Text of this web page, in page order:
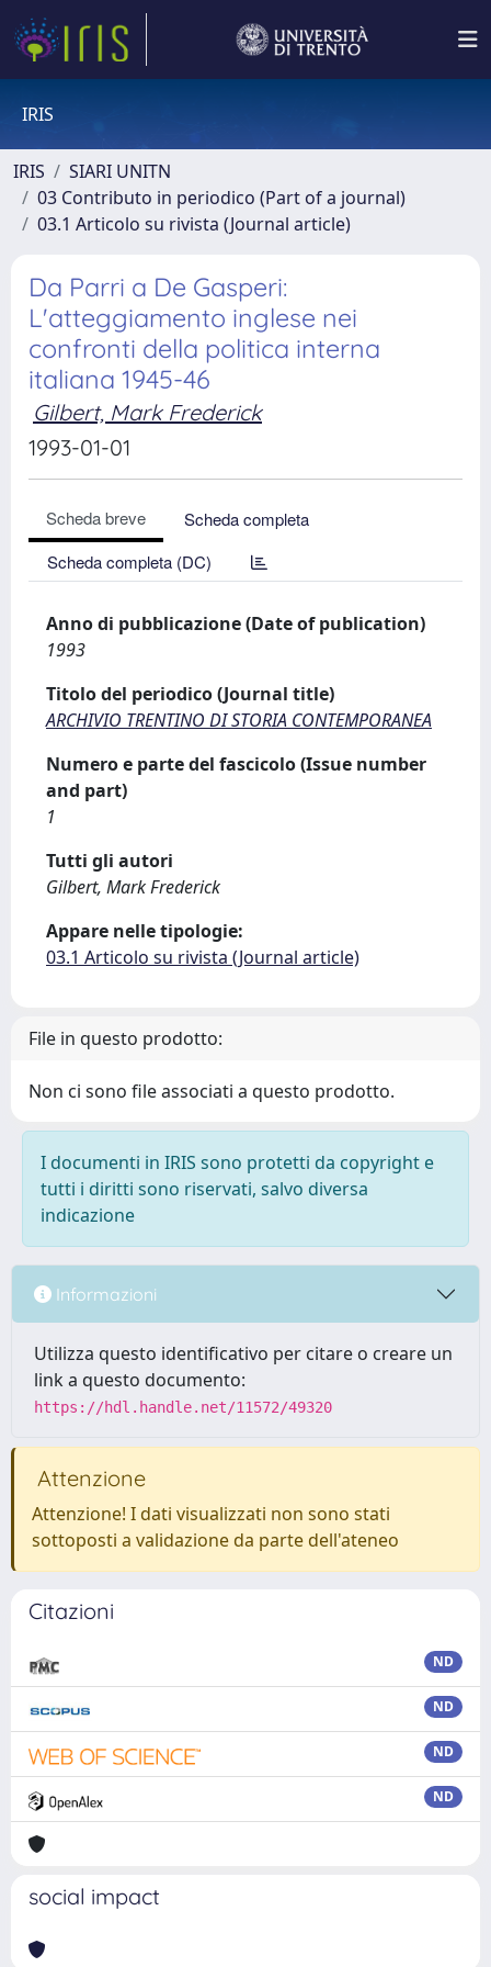
IRIS
IRIS
SIARI UNITN
03 Contributo in periodico (Part of a journal)
03.1 Articolo su rivista (Journal article)
Da Parri a De Gasperi:
L'atteggiamento inglese nei
confronti della politica interna
italiana 1945-46
Gilbert, Mark Frederick
1993-01-01
Scheda breve
Scheda completa
Scheda completa (DC)
Anno di pubblicazione (Date of publication)
1993
Titolo del periodico (Journal title)
ARCHIVIO TRENTINO DI STORIA CONTEMPORANEA
Numero e parte del fascicolo (Issue number
and part)
1
Tutti gli autori
Gilbert, Mark Frederick
Appare nelle tipologie:
03.1 Articolo su rivista (Journal article)
File in questo prodotto:
Non ci sono file associati a questo prodotto.
I documenti in IRIS sono protetti da copyright e
tutti i diritti sono riservati, salvo diversa
indicazione
Informazioni
Utilizza questo identificativo per citare o creare un
link a questo documento:
https://hdl.handle.net/11572/49320
Attenzione
Attenzione! I dati visualizzati non sono stati
sottoposti a validazione da parte dell'ateneo
Citazioni
ND
ND
ND
ND
social impact